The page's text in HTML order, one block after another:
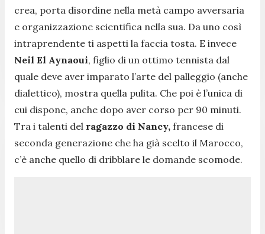
crea, porta disordine nella metà campo avversaria
e organizzazione scientifica nella sua. Da uno così
intraprendente ti aspetti la faccia tosta. E invece
Neil El Aynaoui, figlio di un ottimo tennista dal
quale deve aver imparato l’arte del palleggio (anche
dialettico), mostra quella pulita. Che poi è l’unica di
cui dispone, anche dopo aver corso per 90 minuti.
Tra i talenti del ragazzo di Nancy, francese di
seconda generazione che ha già scelto il Marocco,
c’è anche quello di dribblare le domande scomode.